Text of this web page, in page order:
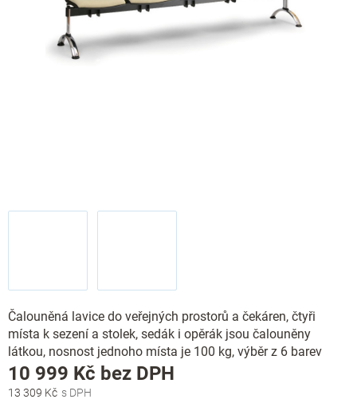
Čalouněná lavice do veřejných prostorů a čekáren, čtyři
místa k sezení a stolek, sedák i opěrák jsou čalouněny
látkou, nosnost jednoho místa je 100 kg, výběr z 6 barev
13 309 Kč
10 999 Kč bez DPH